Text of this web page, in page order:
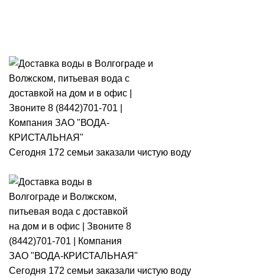
Сегодня 172 семьи заказали чистую воду
Сегодня 172 семьи заказали чистую воду